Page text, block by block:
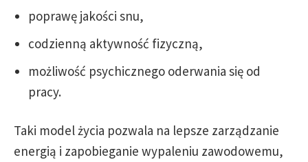
poprawę jakości snu,
codzienną aktywność fizyczną,
możliwość psychicznego oderwania się od
pracy.
Taki model życia pozwala na lepsze zarządzanie
energią i zapobieganie wypaleniu zawodowemu,